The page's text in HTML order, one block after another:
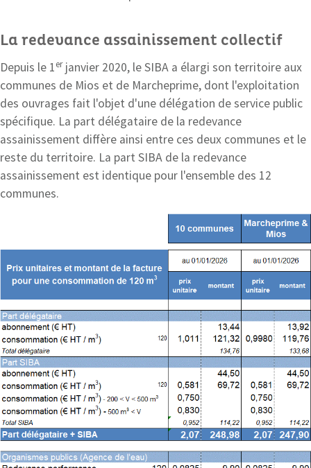
La redevance assainissement collectif
Depuis le 1erjanvier 2020, le SIBA a élargi son territoire aux
communes de Mios et de Marcheprime, dont l'exploitation
des ouvrages fait l'objet d'une délégation de service public
spécifique. La part délégataire de la redevance
assainissement diffère ainsi entre ces deux communes et le
reste du territoire. La part SIBA de la redevance
assainissement est identique pour l'ensemble des 12
communes.